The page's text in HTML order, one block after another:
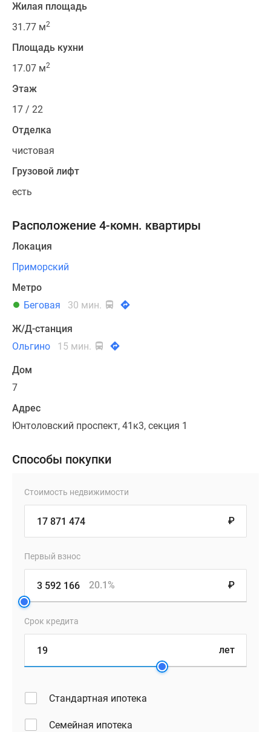
Жилая площадь
31.77 м2
Площадь кухни
17.07 м2
Этаж
17 / 22
Отделка
чистовая
Грузовой лифт
есть
Расположение 4-комн. квартиры
Локация
Приморский
Метро
Беговая
30 мин.
Ж/Д-станция
Ольгино
15 мин.
Дом
7
Адрес
Юнтоловский проспект, 41к3, секция 1
Способы покупки
Стоимость недвижимости
₽
Первый взнос
₽
20.1%
Срок кредита
лет
Стандартная ипотека
Семейная ипотека